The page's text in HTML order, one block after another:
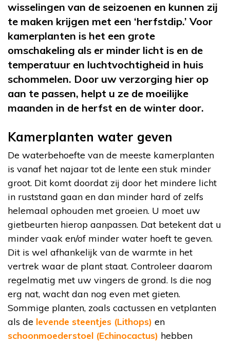
wisselingen van de seizoenen en kunnen zij
te maken krijgen met een ‘herfstdip.’ Voor
kamerplanten is het een grote
omschakeling als er minder licht is en de
temperatuur en luchtvochtigheid in huis
schommelen. Door uw verzorging hier op
aan te passen, helpt u ze de moeilijke
maanden in de herfst en de winter door.
Kamerplanten water geven
De waterbehoefte van de meeste kamerplanten
is vanaf het najaar tot de lente een stuk minder
groot. Dit komt doordat zij door het mindere licht
in ruststand gaan en dan minder hard of zelfs
helemaal ophouden met groeien. U moet uw
gietbeurten hierop aanpassen. Dat betekent dat u
minder vaak en/of minder water hoeft te geven.
Dit is wel afhankelijk van de warmte in het
vertrek waar de plant staat. Controleer daarom
regelmatig met uw vingers de grond. Is die nog
erg nat, wacht dan nog even met gieten.
Sommige planten, zoals cactussen en vetplanten
als de levende steentjes (Lithops) en
schoonmoederstoel (Echinocactus) hebben